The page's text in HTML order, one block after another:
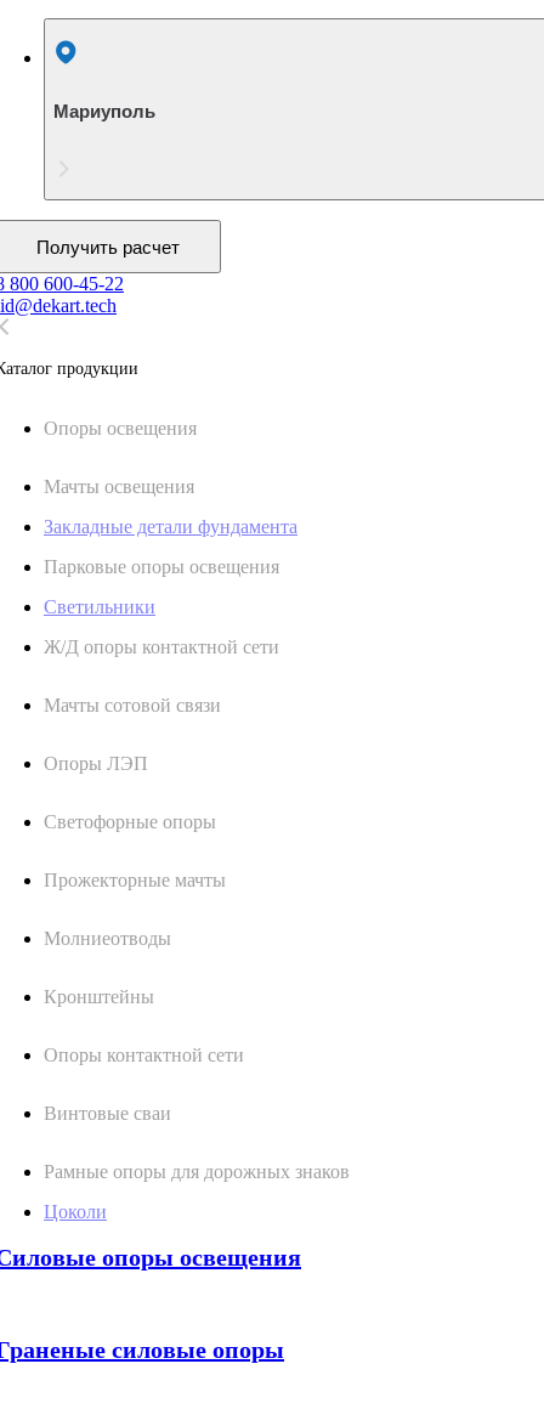
Мариуполь
Получить расчет
800 600-45-22
продукции
Oпоры oсвeщения
Мачты освещения
Закладные детали фундамента
Парковые опоры освещения
Светильники
Ж/Д опоры контактной сети
Мачты сотовой связи
Опоры ЛЭП
Светофорные опоры
Прожекторные мачты
Молниеотводы
Кронштейны
Опоры контактной сети
Винтовые сваи
Рамные опоры для дорожных знаков
Цоколи
опоры освещения
силовые опоры